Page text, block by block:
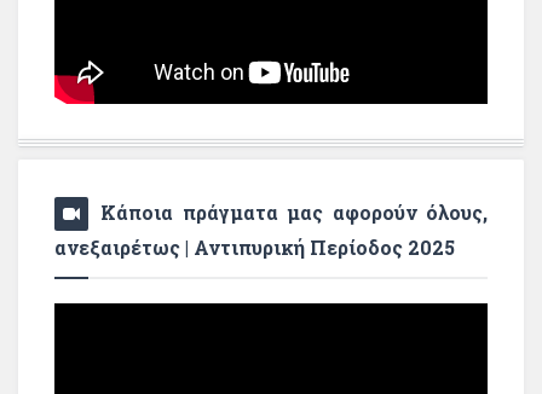
Κάποια πράγματα μας αφορούν όλους,
ανεξαιρέτως | Αντιπυρική Περίοδος 2025